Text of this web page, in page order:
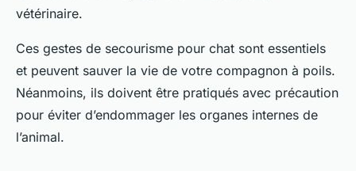
vétérinaire.
Ces gestes de secourisme pour chat sont essentiels
et peuvent sauver la vie de votre compagnon à poils.
Néanmoins, ils doivent être pratiqués avec précaution
pour éviter d’endommager les organes internes de
l’animal.